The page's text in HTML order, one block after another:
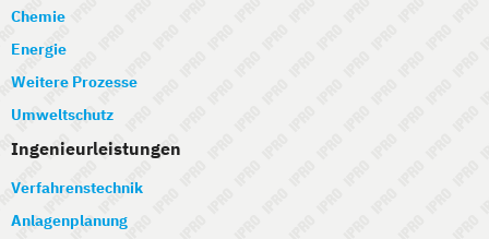
Chemie
Energie
Weitere Prozesse
Umweltschutz
Ingenieurleistungen
Verfahrenstechnik
Anlagenplanung